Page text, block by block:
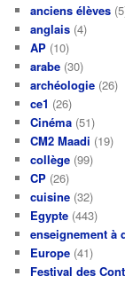
anciens élèves
anglais (4)
AP (10)
arabe (30)
archéologie (26)
ce1 (26)
Cinéma (51)
CM2 Maadi (19)
collège (99)
CP (26)
cuisine (32)
Egypte (443)
enseignement à
Europe (41)
Festival des